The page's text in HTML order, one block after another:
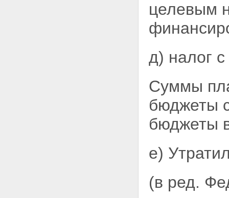
целевым
д) налог
Суммы
бюджеты
бюджеты
е)
(в ред.